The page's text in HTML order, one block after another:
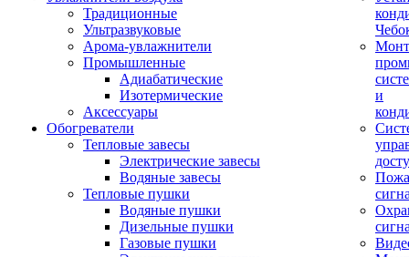
Традиционные
Ультразвуковые
Арома-увлажнители
Промышленныe
Адиабатические
Изотермические
Аксессуары
Обогреватели
Тепловые завесы
Электрические завесы
Водяные завесы
Тепловые пушки
Водяные пушки
Дизельные пушки
Газовые пушки
и